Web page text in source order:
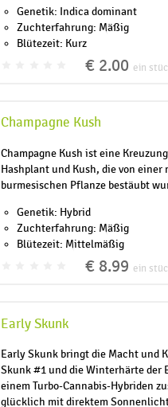
Genetik: Indica dominant
Zuchterfahrung: Mäßig
Blütezeit: Kurz
€ 2.00 ein
Champagne Kush
Champagne Kush ist eine
Hashplant und Kush, die von einer
burmesischen Pflanze bestäubt
Genetik: Hybrid
Zuchterfahrung: Mäßig
Blütezeit: Mittelmäßig
€ 8.99 ein
Early Skunk
Early Skunk bringt die Macht und
Skunk #1 und die Winterhärte der
einem Turbo-Cannabis-Hybriden
glücklich mit direktem